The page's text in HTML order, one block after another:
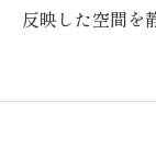
反映した空間を